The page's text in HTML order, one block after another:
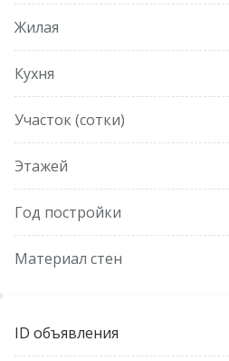
Жилая
Кухня
Участок (сотки)
Этажей
Год постройки
Материал стен
ID объявления